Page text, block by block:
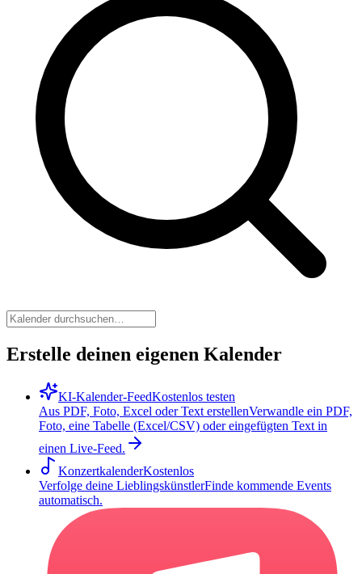
Erstelle deinen eigenen Kalender
KI-Kalender-FeedKostenlos testen
Aus PDF, Foto, Excel oder Text erstellenVerwandle ein PDF,
Foto, eine Tabelle (Excel/CSV) oder eingefügten Text in
einen Live-Feed.
KonzertkalenderKostenlos
Verfolge deine LieblingskünstlerFinde kommende Events
automatisch.